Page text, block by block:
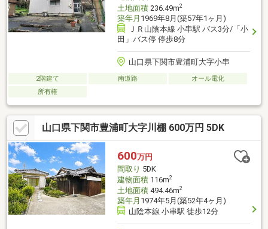
土地面積236.49m2
築年月 1969年8月(築57年1ヶ月)
ＪＲ山陰本線 小串駅 バス3分/「小
田」バス停 停歩8分
山口県下関市豊浦町大字小串
2階建て 南道路
オール電化
所有権
山口県下関市豊浦町大字川棚 600万円 5DK
600万円
間取り 5DK
建物面積116m2
土地面積494.46m2
築年月 1974年5月(築52年4ヶ月)
山陰本線 小串駅 徒歩12分